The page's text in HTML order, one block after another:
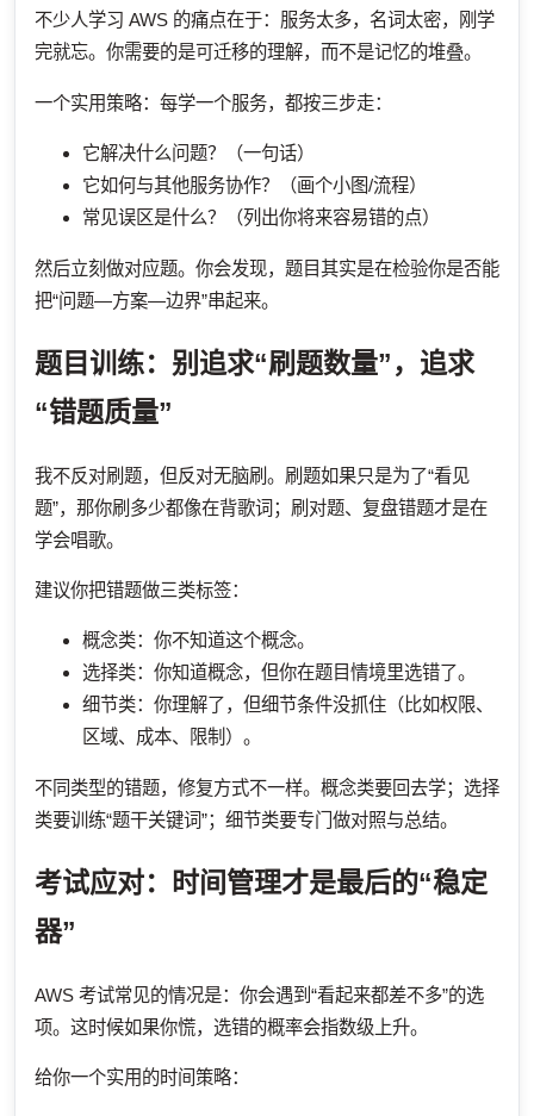
不少人学习 AWS 的痛点在于：服务太多，名词太密，刚学
完就忘。你需要的是可迁移的理解，而不是记忆的堆叠。
一个实用策略：每学一个服务，都按三步走：
它解决什么问题？（一句话）
它如何与其他服务协作？（画个小图/流程）
常见误区是什么？（列出你将来容易错的点）
然后立刻做对应题。你会发现，题目其实是在检验你是否能
把“问题—方案—边界”串起来。
题目训练：别追求“刷题数量”，追求
“错题质量”
我不反对刷题，但反对无脑刷。刷题如果只是为了“看见
题”，那你刷多少都像在背歌词；刷对题、复盘错题才是在
学会唱歌。
建议你把错题做三类标签：
概念类：你不知道这个概念。
选择类：你知道概念，但你在题目情境里选错了。
细节类：你理解了，但细节条件没抓住（比如权限、
区域、成本、限制）。
不同类型的错题，修复方式不一样。概念类要回去学；选择
类要训练“题干关键词”；细节类要专门做对照与总结。
考试应对：时间管理才是最后的“稳定
器”
AWS 考试常见的情况是：你会遇到“看起来都差不多”的选
项。这时候如果你慌，选错的概率会指数级上升。
给你一个实用的时间策略：